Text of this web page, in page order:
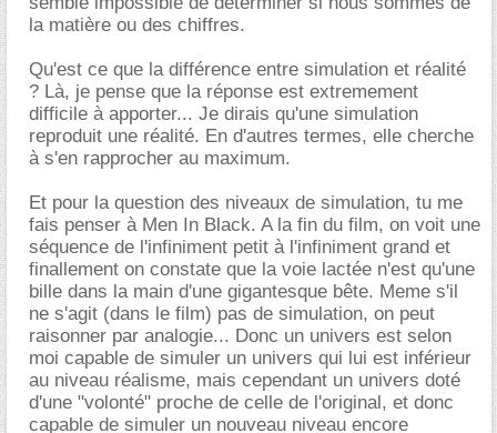
la matière ou des chiffres.
Qu'est ce que la différence entre simulation et réalité
? Là, je pense que la réponse est extremement
difficile à apporter... Je dirais qu'une simulation
reproduit une réalité. En d'autres termes, elle cherche
à s'en rapprocher au maximum.
Et pour la question des niveaux de simulation, tu me
fais penser à Men In Black. A la fin du film, on voit une
séquence de l'infiniment petit à l'infiniment grand et
finallement on constate que la voie lactée n'est qu'une
bille dans la main d'une gigantesque bête. Meme s'il
ne s'agit (dans le film) pas de simulation, on peut
raisonner par analogie... Donc un univers est selon
moi capable de simuler un univers qui lui est inférieur
au niveau réalisme, mais cependant un univers doté
d'une "volonté" proche de celle de l'original, et donc
capable de simuler un nouveau niveau encore